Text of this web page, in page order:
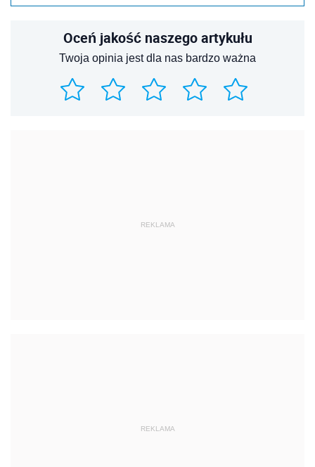
Oceń jakość naszego artykułu
Twoja opinia jest dla nas bardzo ważna
REKLAMA
REKLAMA